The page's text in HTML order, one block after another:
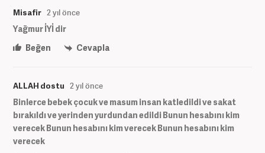
Misafir 2 yıl önce
Yağmur İYİ dir
Beğen
Cevapla
ALLAH dostu 2 yıl önce
Binlerce bebek çocuk ve masum insan katledildi ve sakat
bırakıldı ve yerinden yurdundan edildi Bunun hesabını kim
verecek Bunun hesabını kim verecek Bunun hesabını kim
verecek